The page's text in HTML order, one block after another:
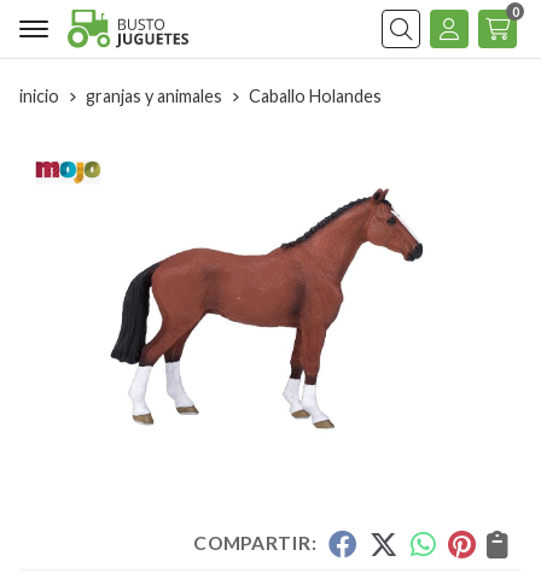
Buscar
0
inicio granjas y animales Caballo Holandes
COMPARTIR: